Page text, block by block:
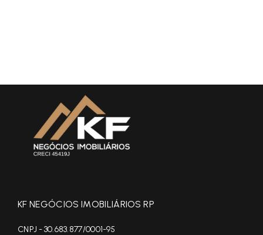
KF NEGÓCIOS IMOBILIÁRIOS RP
CNPJ - 30.683.877/0001-95